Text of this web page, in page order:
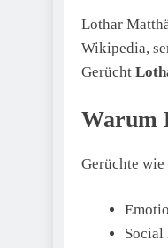
Lothar
Wikipedia,
Gerücht
Warum
Gerüchte wie